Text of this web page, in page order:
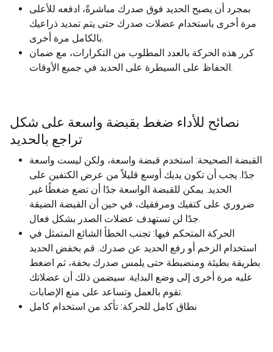
بمجرد أن يصبح الحديد فوق صدرك مباشرةً، ادفعه للأعلى
مرة أخرى باستخدام عضلات صدرك حتى يتم تمديد ذراعيك
بالكامل مرة أخرى.
كرر هذه الحركة بالعدد المطلوب من التكرارات، مع ضمان
الحفاظ على السيطرة على الحديد في جميع الأوقات.
نصائح للأداء ضغط بقبضة واسعة على شكل
تراجع بالحديد
القبضة الصحيحة: استخدم قبضة واسعة، ولكن ليست واسعة
جدًا. يجب أن تكون يديك أوسع قليلاً من عرض الكتفين على
الحديد. يمكن للقبضة الواسعة جدًا أن تضع ضغطًا غير
ضروري على كتفيك ومرفقيك، في حين أن القبضة الضيقة
جدًا لن تستهدف عضلات الصدر بشكل فعال.
الحركة المتحكم فيها: تجنب الخطأ الشائع المتمثل في
استخدام الزخم أو رفع الحديد عن صدرك. قم بخفض الحديد
بطريقة بطيئة ومنضبطة حتى يلمس صدرك بخفة، ثم اضغط
عليه مرة أخرى إلى وضع البداية. سيضمن ذلك أن عضلاتك
تقوم بالعمل وتساعد على منع الإصابات.
نطاق كامل للحركة: تأكد من استخدام كامل